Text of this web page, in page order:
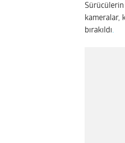
Sürücülerin
kameralar,
bırakıldı.